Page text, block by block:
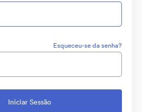
Esqueceu-se da senha?